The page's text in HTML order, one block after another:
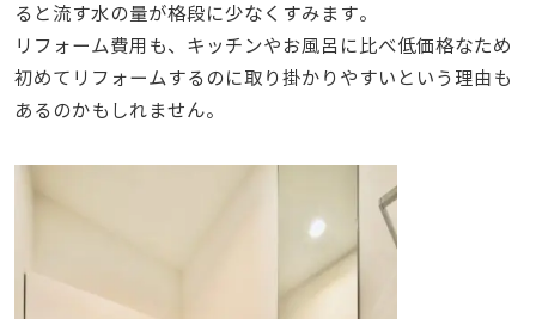
ると流す水の量が格段に少なくすみます。
リフォーム費用も、キッチンやお風呂に比べ低価格なため
初めてリフォームするのに取り掛かりやすいという理由も
あるのかもしれません。